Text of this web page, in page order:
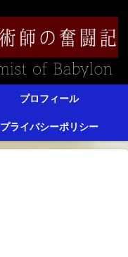
プロフィール
プライバシーポリシー